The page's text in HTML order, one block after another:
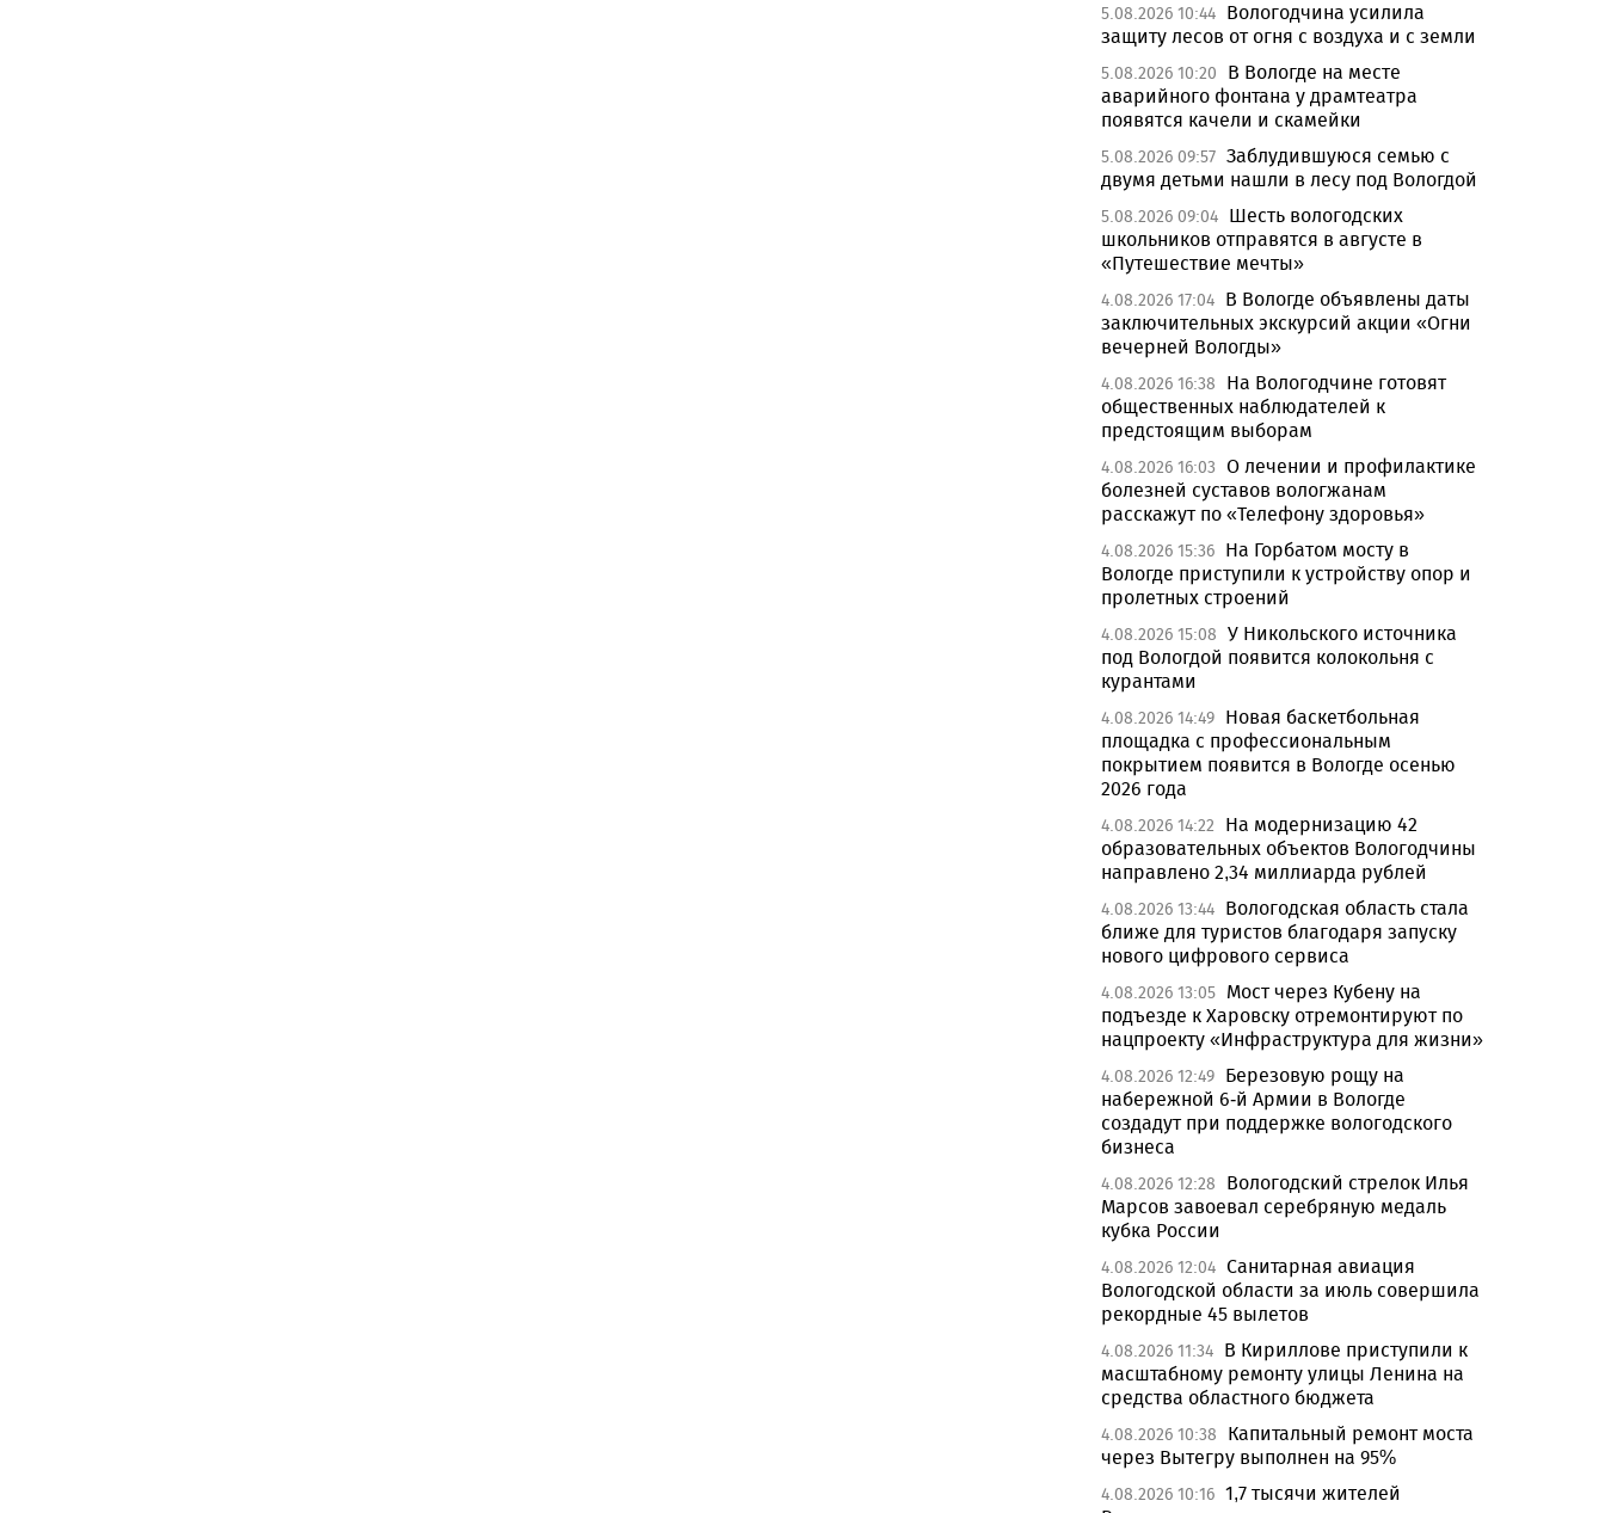
5.08.2026 10:44 Вологодчина усилила
защиту лесов от огня с воздуха и с земли
5.08.2026 10:20
В Вологде на месте
аварийного фонтана у драмтеатра
появятся качели и скамейки
5.08.2026 09:57 Заблудившуюся семью с
двумя детьми нашли в лесу под Вологдой
5.08.2026 09:04 Шесть вологодских
школьников отправятся в августе в
«Путешествие мечты»
4.08.2026 17:04 В Вологде объявлены даты
заключительных экскурсий акции «Огни
вечерней Вологды»
4.08.2026 16:38
На Вологодчине готовят
общественных наблюдателей к
предстоящим выборам
4.08.2026 16:03 О лечении и профилактике
болезней суставов вологжанам
расскажут по «Телефону здоровья»
4.08.2026 15:36 На Горбатом мосту в
Вологде приступили к устройству опор и
пролетных строений
4.08.2026 15:08 У Никольского источника
под Вологдой появится колокольня с
курантами
4.08.2026 14:49 Новая баскетбольная
площадка с профессиональным
покрытием появится в Вологде осенью
2026 года
4.08.2026 14:22
На модернизацию 42
образовательных объектов Вологодчины
направлено 2,34 миллиарда рублей
4.08.2026 13:44 Вологодская область стала
ближе для туристов благодаря запуску
нового цифрового сервиса
4.08.2026 13:05 Мост через Кубену на
подъезде к Харовску отремонтируют по
нацпроекту «Инфраструктура для жизни»
4.08.2026 12:49 Березовую рощу на
набережной 6-й Армии в Вологде
создадут при поддержке вологодского
бизнеса
4.08.2026 12:28
Вологодский стрелок Илья
Марсов завоевал серебряную медаль
кубка России
4.08.2026 12:04 Санитарная авиация
Вологодской области за июль совершила
рекордные 45 вылетов
4.08.2026 11:34 В Кириллове приступили к
масштабному ремонту улицы Ленина на
средства областного бюджета
4.08.2026 10:38
Капитальный ремонт моста
через Вытегру выполнен на 95%
4.08.2026 10:16 1,7 тысячи жителей